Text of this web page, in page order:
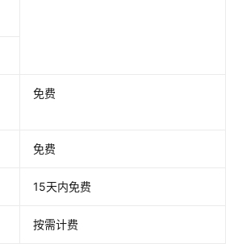
免费
免费
15天内免费
按需计费